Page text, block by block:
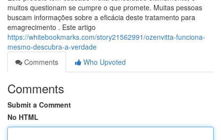
muitos questionam se cumpre o que promete. Muitas pessoas
buscam informações sobre a eficácia deste tratamento para
emagrecimento . Este artigo
https://whitebookmarks.com/story21562991/ozenvitta-funciona-
mesmo-descubra-a-verdade
Comments
Who Upvoted
Comments
Submit a Comment
No HTML